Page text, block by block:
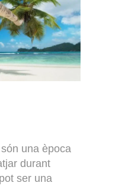
una època
durant
ser una